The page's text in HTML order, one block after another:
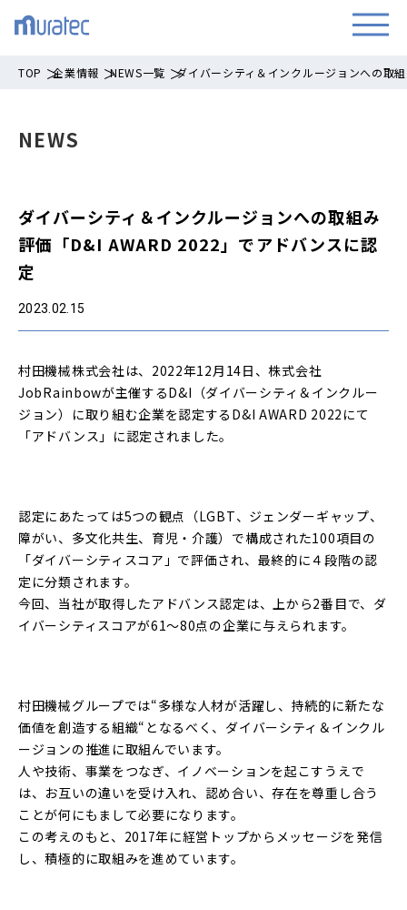
TOP 企業情報 NEWS一覧 ダイバーシティ＆インクルージョンへの取
NEWS
ダイバーシティ＆インクルージョンへの取組み
評価「D&I AWARD 2022」でアドバンスに認
定
2023.02.15
村田機械株式会社は、2022年12月14日、株式会社
JobRainbowが主催するD&I（ダイバーシティ＆インクルー
ジョン）に取り組む企業を認定するD&I AWARD 2022にて
「アドバンス」に認定されました。
認定にあたっては5つの観点（LGBT、ジェンダーギャップ、
障がい、多文化共生、育児・介護）で構成された100項目の
「ダイバーシティスコア」で評価され、最終的に４段階の認
定に分類されます。
今回、当社が取得したアドバンス認定は、上から2番目で、ダ
イバーシティスコアが61～80点の企業に与えられます。
村田機械グループでは“多様な人材が活躍し、持続的に新たな
価値を創造する組織“となるべく、ダイバーシティ＆インクル
ージョンの推進に取組んでいます。
人や技術、事業をつなぎ、イノベーションを起こすうえで
は、お互いの違いを受け入れ、認め合い、存在を尊重し合う
ことが何にもまして必要になります。
この考えのもと、2017年に経営トップからメッセージを発信
し、積極的に取組みを進めています。